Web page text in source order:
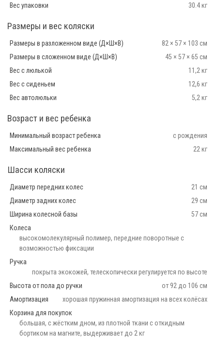
Вес упаковки
30.4 кг
Размеры и вес коляски
Размеры в разложенном виде (Д×Ш×В)
82 × 57 × 103 см
Размеры в сложенном виде (Д×Ш×В)
45 × 57 × 65 см
Вес с люлькой
11,2 кг
Вес с сиденьем
12,6 кг
Вес автолюльки
5,2 кг
Возраст и вес ребенка
Минимальный возраст ребенка
с рождения
Максимальный вес ребенка
22 кг
Шасси коляски
Диаметр передних колес
21 см
Диаметр задних колес
29 см
Ширина колесной базы
57 см
Колеса
высокомолекулярный полимер, передние поворотные с
возможностью фиксации
Ручка
покрыта экокожей, телескопически регулируется по высоте
Высота от пола до ручки
от 92 до 106 см
Амортизация
хорошая пружинная амортизация на всех колёсах
Корзина для покупок
большая, с жёстким дном, из плотной ткани с откидным
бортиком на магните, выдерживает до 2 кг